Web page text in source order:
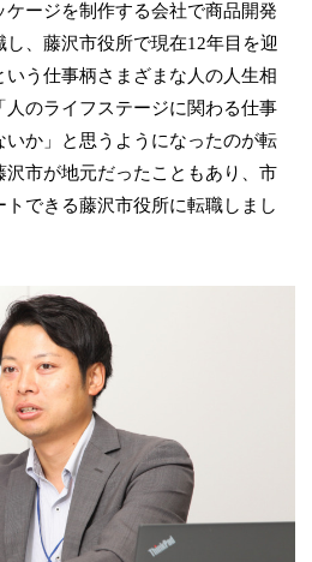
ージを制作する会社で商品開発
、藤沢市役所で現在12年目を迎
う仕事柄さまざまな人の人生相
のライフステージに関わる仕事
か」と思うようになったのが転
市が地元だったこともあり、市
できる藤沢市役所に転職しまし